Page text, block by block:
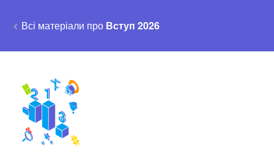
Всі матеріали про Вступ 2026